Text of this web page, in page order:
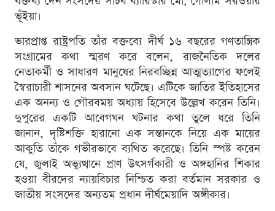
ভূঁইয়া।
ভারপ্রাপ্ত রাষ্ট্রপতি তাঁর বক্তব্যে দীর্ঘ ১৬ বছরের গণতান্ত্রিক
সংগ্রামের কথা স্মরণ করে বলেন, রাজনৈতিক দলের
নেতাকর্মী ও সাধারণ মানুষের নিরবচ্ছিন্ন আত্মত্যাগের ফলেই
স্বৈরাচারী শাসনের অবসান ঘটেছে। এটিকে জাতির ইতিহাসের
এক অনন্য ও গৌরবময় অধ্যায় হিসেবে উল্লেখ করেন তিনি।
দুপুরের একটি আবেগঘন ঘটনার কথা তুলে ধরে তিনি
জানান, দৃষ্টিশক্তি হারানো এক সন্তানকে নিয়ে এক মায়ের
আকুতি তাঁকে গভীরভাবে ব্যথিত করেছে। তিনি স্পষ্ট করেন
যে, জুলাই অভ্যুত্থানে প্রাণ উৎসর্গকারী ও অঙ্গহানির শিকার
হওয়া বীরদের ন্যায়বিচার নিশ্চিত করা বর্তমান সরকার ও
জাতীয় সংসদের অন্যতম প্রধান দীর্ঘমেয়াদি অঙ্গীকার।